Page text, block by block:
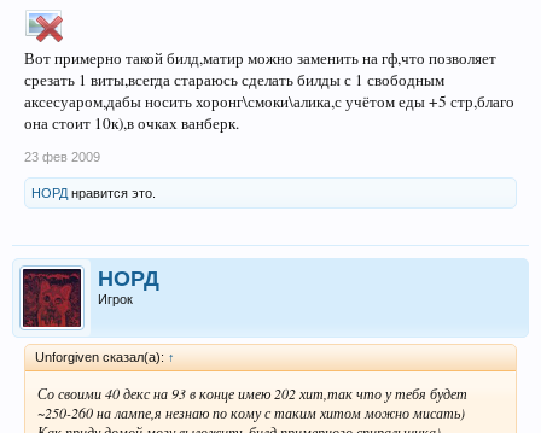
Вот примерно такой билд,матир можно заменить на гф,что позволяет
срезать 1 виты,всегда стараюсь сделать билды с 1 свободным
аксесуаром,дабы носить хоронг\смоки\алика,с учётом еды +5 стр,благо
она стоит 10к),в очках ванберк.
23 фев 2009
НОРД нравится это.
НОРД
Игрок
Unforgiven сказал(а): ↑
Со своими 40 декс на 93 в конце имею 202 хит,так что у тебя будет
~250-260 на лампе,я незнаю по кому с таким хитом можно мисать)